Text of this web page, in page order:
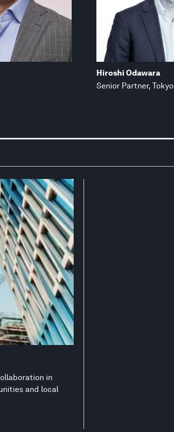
Hiroshi Odawara
Senior Partner, Tokyo
in
and local